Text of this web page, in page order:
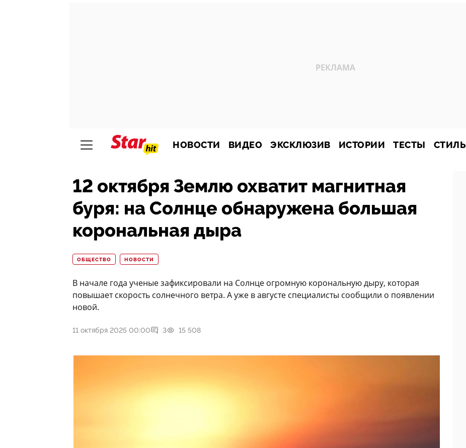
НОВОСТИ ВИДЕО ЭКСКЛЮЗИВ ИСТОРИИ ТЕСТЫ СТИЛЬ
12 октября Землю охватит магнитная
буря: на Солнце обнаружена большая
корональная дыра
ОБЩЕСТВО НОВОСТИ
В начале года ученые зафиксировали на Солнце огромную корональную дыру, которая
повышает скорость солнечного ветра. А уже в августе специалисты сообщили о появлении
новой.
11 октября 2025 00:00 3 15 508